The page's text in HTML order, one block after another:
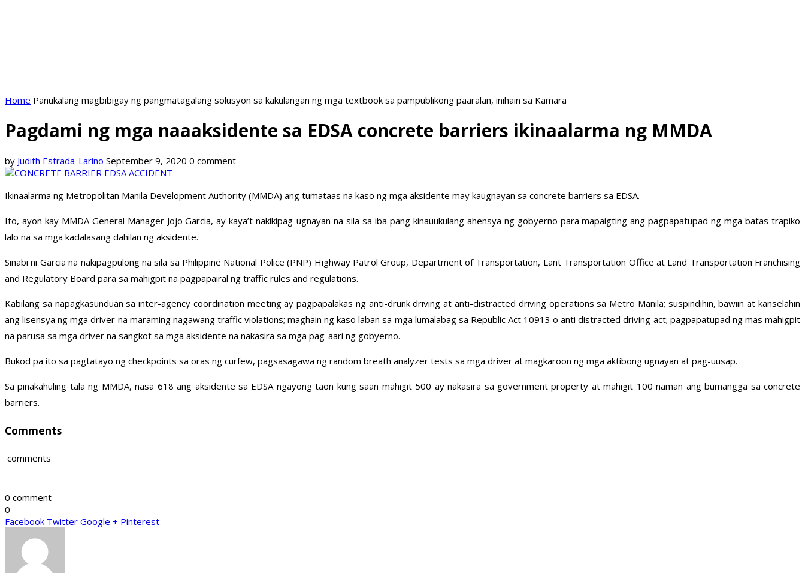
Home Panukalang magbibigay ng pangmatagalang solusyon sa kakulangan ng mga textbook sa pampublikong paaralan, inihain sa Kamara
Pagdami ng mga naaaksidente sa EDSA concrete barriers ikinaalarma ng MMDA
by Judith Estrada-Larino September 9, 2020 0 comment
Ikinaalarma ng Metropolitan Manila Development Authority (MMDA) ang tumataas na kaso ng mga aksidente may kaugnayan sa concrete barriers sa EDSA.
Ito, ayon kay MMDA General Manager Jojo Garcia, ay kaya’t nakikipag-ugnayan na sila sa iba pang kinauukulang ahensya ng gobyerno para mapaigting ang pagpapatupad ng mga batas trapiko
lalo na sa mga kadalasang dahilan ng aksidente.
Sinabi ni Garcia na nakipagpulong na sila sa Philippine National Police (PNP) Highway Patrol Group, Department of Transportation, Lant Transportation Office at Land Transportation Franchising
and Regulatory Board para sa mahigpit na pagpapairal ng traffic rules and regulations.
Kabilang sa napagkasunduan sa inter-agency coordination meeting ay pagpapalakas ng anti-drunk driving at anti-distracted driving operations sa Metro Manila; suspindihin, bawiin at kanselahin
ang lisensya ng mga driver na maraming nagawang traffic violations; maghain ng kaso laban sa mga lumalabag sa Republic Act 10913 o anti distracted driving act; pagpapatupad ng mas mahigpit
na parusa sa mga driver na sangkot sa mga aksidente na nakasira sa mga pag-aari ng gobyerno.
Bukod pa ito sa pagtatayo ng checkpoints sa oras ng curfew, pagsasagawa ng random breath analyzer tests sa mga driver at magkaroon ng mga aktibong ugnayan at pag-uusap.
Sa pinakahuling tala ng MMDA, nasa 618 ang aksidente sa EDSA ngayong taon kung saan mahigit 500 ay nakasira sa government property at mahigit 100 naman ang bumangga sa concrete
barriers.
Comments
comments
0 comment
0
Facebook Twitter Google + Pinterest